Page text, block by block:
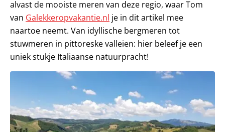
alvast de mooiste meren van deze regio, waar Tom
van Galekkeropvakantie.nl je in dit artikel mee
naartoe neemt. Van idyllische bergmeren tot
stuwmeren in pittoreske valleien: hier beleef je een
uniek stukje Italiaanse natuurpracht!